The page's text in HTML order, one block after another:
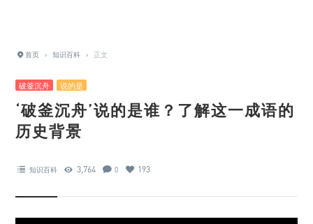
首页 › 知识百科 › 正文
破釜沉舟 说的是
‘破釜沉舟’说的是谁？了解这一成语的
历史背景
知识百科 3,764 0 193